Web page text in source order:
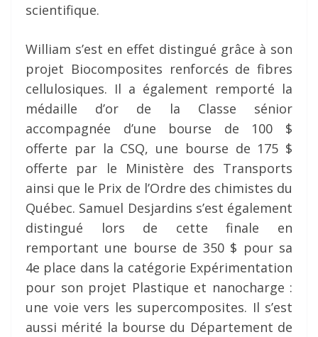
scientifique.
William s’est en effet distingué grâce à son
projet Biocomposites renforcés de fibres
cellulosiques. Il a également remporté la
médaille d’or de la Classe sénior
accompagnée d’une bourse de 100 $
offerte par la CSQ, une bourse de 175 $
offerte par le Ministère des Transports
ainsi que le Prix de l’Ordre des chimistes du
Québec. Samuel Desjardins s’est également
distingué lors de cette finale en
remportant une bourse de 350 $ pour sa
4e place dans la catégorie Expérimentation
pour son projet Plastique et nanocharge :
une voie vers les supercomposites. Il s’est
aussi mérité la bourse du Département de